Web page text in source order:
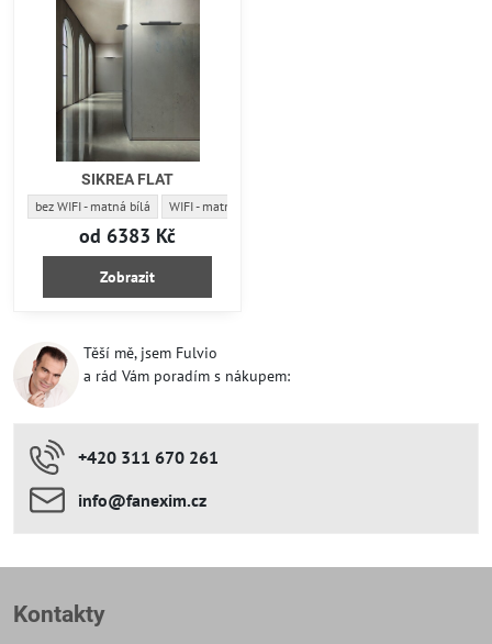
SIKREA FLAT
SIKREA FLAT - Typ - barva:
bez WIFI - matná bílá SIKREA FLAT - Typ - barva:
WIFI - matná bílá
od 6383 Kč
Zobrazit
Těší mě, jsem Fulvio
a rád Vám poradím s nákupem:
+420 311 670 261
info​​@fanexim​​.cz
Kontakty